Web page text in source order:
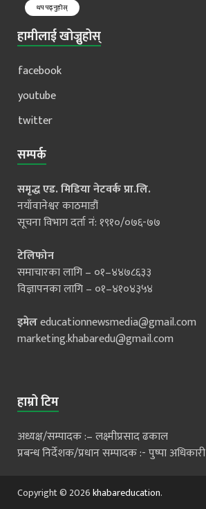
थप पढ्नुहोस्
हामीलाई खोज्नुहोस्
facebook
youtube
twitter
सम्पर्क
समृद्ध एड. मिडिया नेटवर्क प्रा.लि.
नयाँवानेश्वर काठमाडौं
सूचना विभाग दर्ता नं: १९१०/०७६-७७
टेलिफोन
समाचारका लागि – ०१–४४७८६३३
विज्ञापनका लागि – ०१–४१०४३५४
इमेलeducationnewsmedia@gmail.com
marketing.khabaredu@gmail.com
हाम्रो टिम
अध्यक्ष/सम्पादक :– लक्ष्मीप्रसाद ढकाल
प्रबन्ध निर्देशक/प्रधान सम्पादक :- पुष्पा अधिकारी
Copyright © 2026khabareducation.